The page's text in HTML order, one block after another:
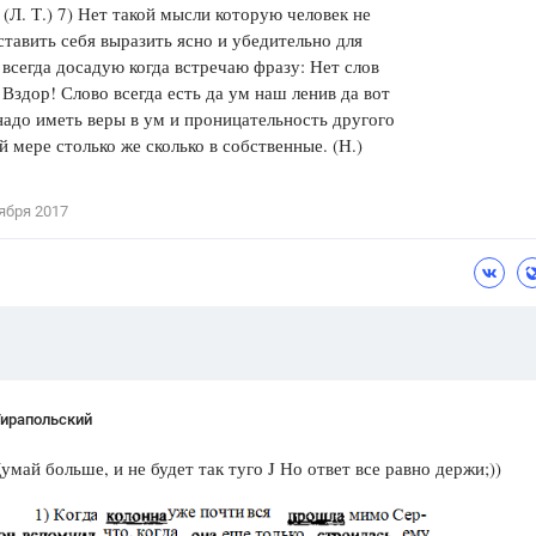
(Л. Т.) 7) Нет такой мысли которую человек не
себя выразить ясно и убедительно для
досадую когда встречаю фразу: Нет слов
Слово всегда есть да ум наш ленив да вот
иметь веры в ум и проницательность другого
мере столько же сколько в собственные. (Н.)
2017
больше, и не будет так туго J Но ответ все равно держи;))